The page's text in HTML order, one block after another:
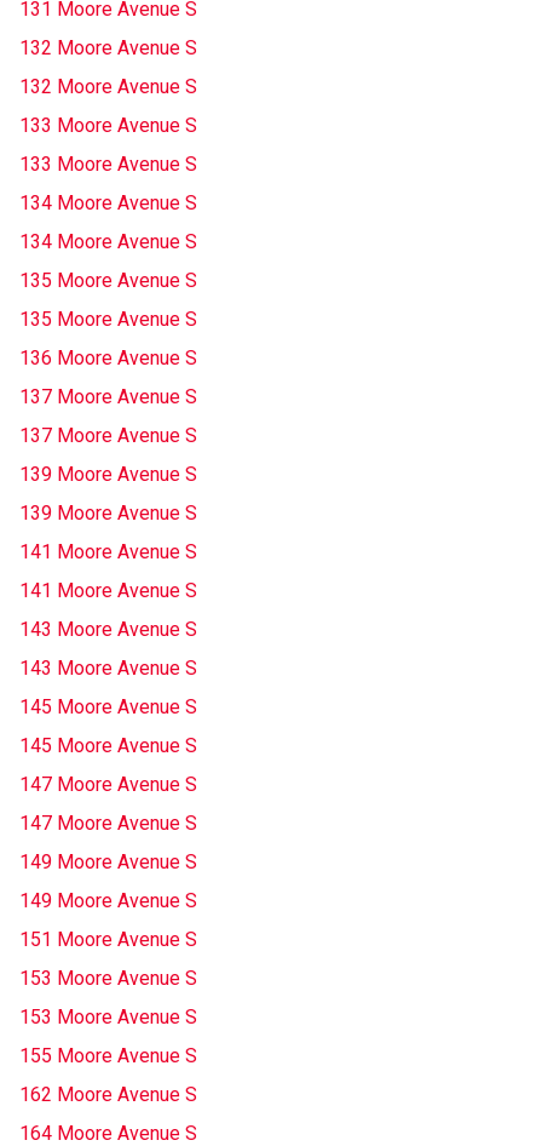
131 Moore Avenue S
132 Moore Avenue S
132 Moore Avenue S
133 Moore Avenue S
133 Moore Avenue S
134 Moore Avenue S
134 Moore Avenue S
135 Moore Avenue S
135 Moore Avenue S
136 Moore Avenue S
137 Moore Avenue S
137 Moore Avenue S
139 Moore Avenue S
139 Moore Avenue S
141 Moore Avenue S
141 Moore Avenue S
143 Moore Avenue S
143 Moore Avenue S
145 Moore Avenue S
145 Moore Avenue S
147 Moore Avenue S
147 Moore Avenue S
149 Moore Avenue S
149 Moore Avenue S
151 Moore Avenue S
153 Moore Avenue S
153 Moore Avenue S
155 Moore Avenue S
162 Moore Avenue S
164 Moore Avenue S